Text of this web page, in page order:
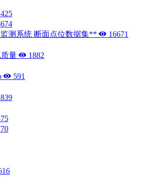
测系统 断面点位数据集**
16671
量 1882
591